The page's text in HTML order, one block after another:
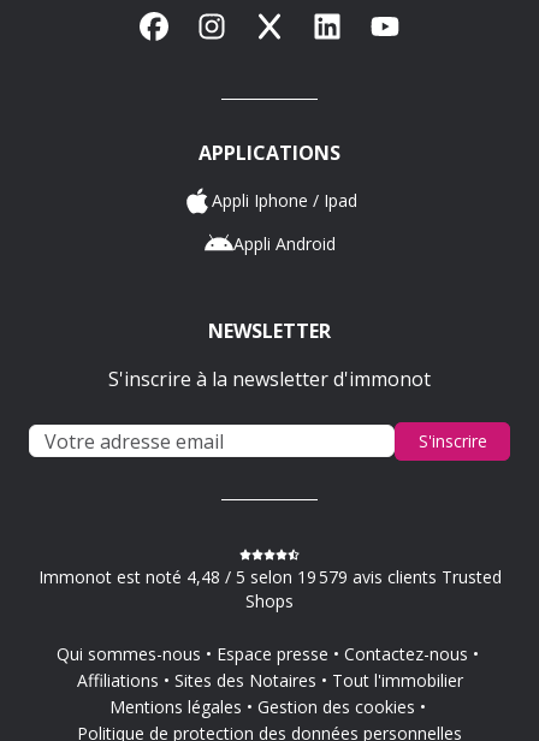
FacebookInstagram
X LinkedInYouTube
APPLICATIONS
Appli Iphone / Ipad
Appli Android
NEWSLETTER
S'inscrire à la newsletter d'immonot
S'inscrire
Immonot est noté 4,48 / 5 selon 19 579 avis clients Trusted
Shops
Qui sommes-nous Espace presse
Contactez-nous
Affiliations
Sites des Notaires
Tout l'immobilier
Mentions légales
Gestion des cookies
Politique de protection des données personnelles